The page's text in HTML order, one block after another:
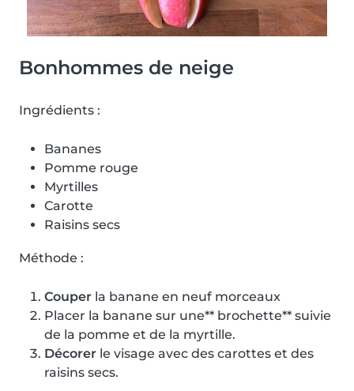
Bonhommes de neige
Ingrédients :
Bananes
Pomme rouge
Myrtilles
Carotte
Raisins secs
Méthode :
Couper la banane en neuf morceaux
Placer la banane sur une** brochette** suivie
de la pomme et de la myrtille.
Décorer le visage avec des carottes et des
raisins secs.